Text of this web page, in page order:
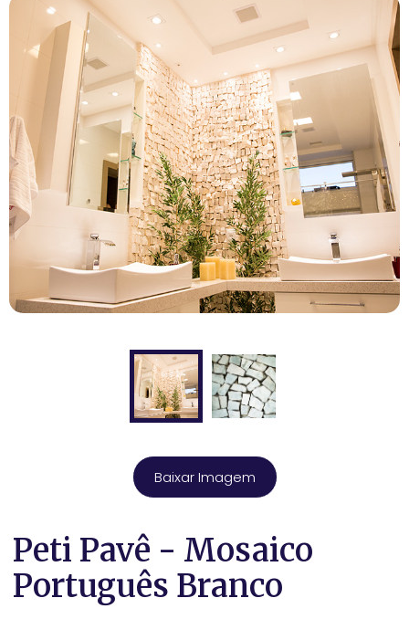
Baixar Imagem
Peti Pavê - Mosaico
Português Branco